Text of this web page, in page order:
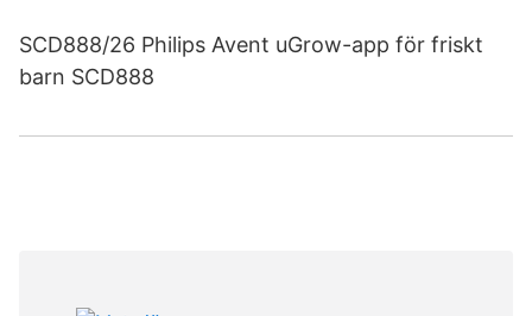
SCD888/26 Philips Avent uGrow-app för friskt
barn SCD888